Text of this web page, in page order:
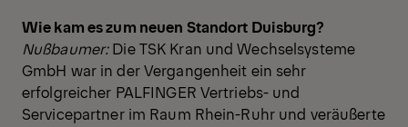
Wie kam es zum neuen Standort Duisburg?
Nußbaumer:Die TSK Kran und Wechselsysteme
GmbH war in der Vergangenheit ein sehr
erfolgreicher PALFINGER Vertriebs- und
Servicepartner im Raum Rhein-Ruhr und veräußerte